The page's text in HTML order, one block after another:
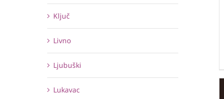
Ključ
Livno
Ljubuški
Lukavac